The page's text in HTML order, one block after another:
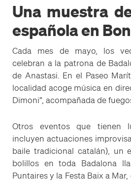
Una muestra
española en
Cada mes de mayo, los
celebran a la patrona de
de Anastasi. En el Paseo
localidad acoge música en
Dimoni”, acompañada de
Otros eventos que tienen
incluyen actuaciones
baile tradicional catalán), un
bolillos en toda Badalona
Puntaires y la Festa Baix a